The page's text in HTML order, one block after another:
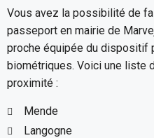
Vous avez la possibilité de
passeport en mairie de
proche équipée du dispositif
biométriques. Voici une liste
proximité :
Mende
Langogne